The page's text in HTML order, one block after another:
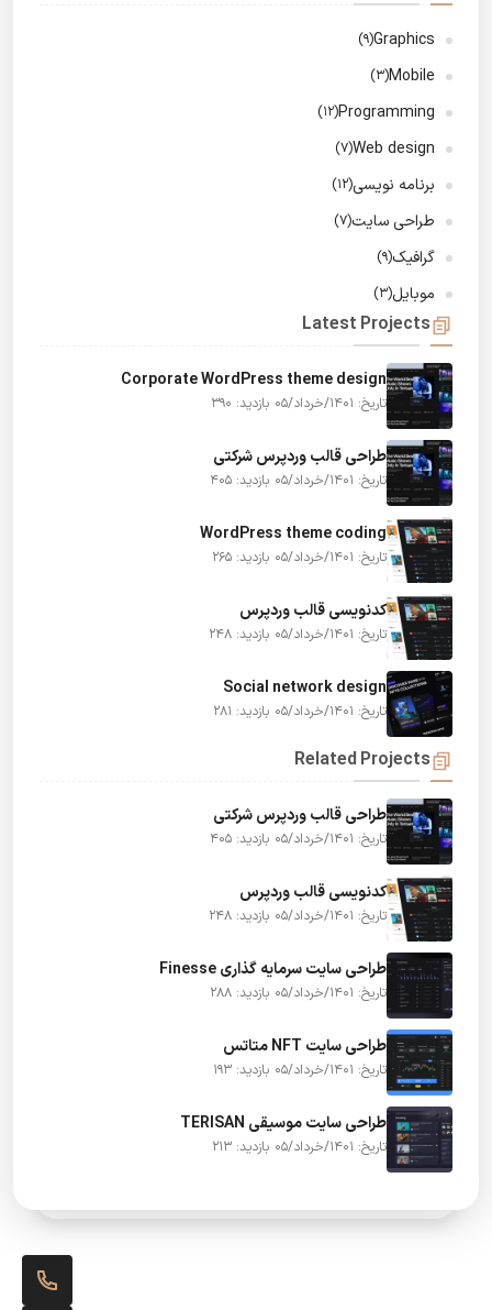
Graphics
(9)
Mobile
(3)
Programming
(12)
Web design
(7)
برنامه نویسی(12)
طراحی سایت(7)
گرافیک(9)
موبایل(3)
Latest Projects
Corporate WordPress theme design
تاریخ: 1401/خرداد/05 بازدید: 390
طراحی قالب وردپرس شرکتی
تاریخ: 1401/خرداد/05 بازدید: 405
WordPress theme coding
تاریخ: 1401/خرداد/05 بازدید: 265
کدنویسی قالب وردپرس
تاریخ: 1401/خرداد/05 بازدید: 248
Social network design
تاریخ: 1401/خرداد/05 بازدید: 281
Related Projects
طراحی قالب وردپرس شرکتی
تاریخ: 1401/خرداد/05 بازدید: 405
کدنویسی قالب وردپرس
تاریخ: 1401/خرداد/05 بازدید: 248
طراحی سایت سرمایه گذاری Finesse
تاریخ: 1401/خرداد/05 بازدید: 288
طراحی سایت NFT متاتس
تاریخ: 1401/خرداد/05 بازدید: 193
طراحی سایت موسیقی TERISAN
تاریخ: 1401/خرداد/05 بازدید: 213